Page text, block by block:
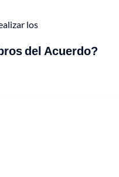
los
del Acuerdo?